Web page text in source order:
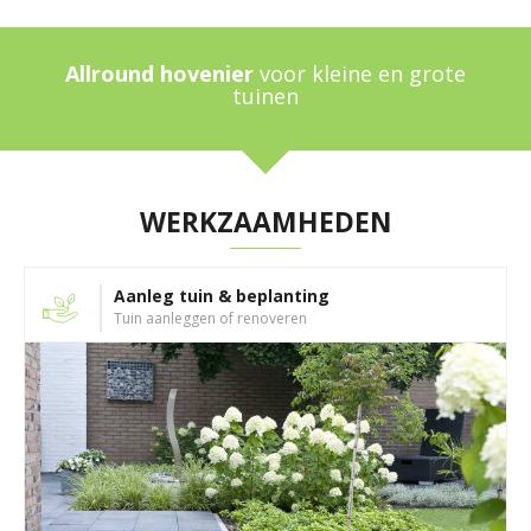
Allround hovenier voor kleine en grote
tuinen
WERKZAAMHEDEN
Aanleg tuin & beplanting
Tuin aanleggen of renoveren